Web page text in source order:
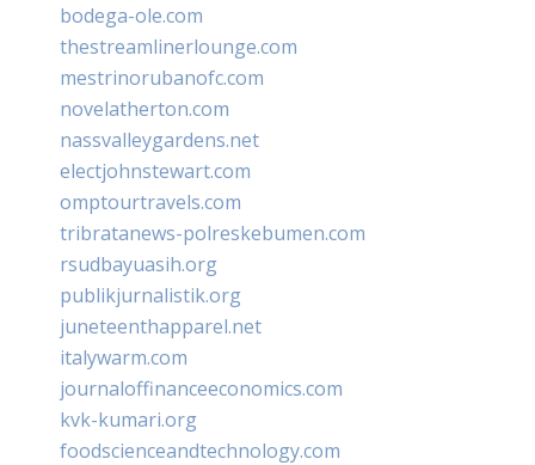
bodega-ole.com
thestreamlinerlounge.com
mestrinorubanofc.com
novelatherton.com
nassvalleygardens.net
electjohnstewart.com
omptourtravels.com
tribratanews-polreskebumen.com
rsudbayuasih.org
publikjurnalistik.org
juneteenthapparel.net
italywarm.com
journaloffinanceeconomics.com
kvk-kumari.org
foodscienceandtechnology.com